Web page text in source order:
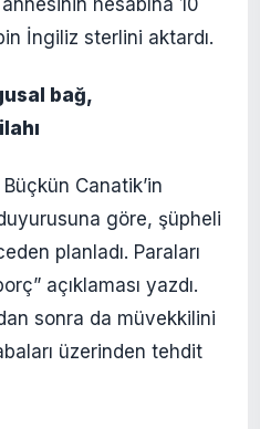
İngiliz sterlini aktardı.
bağ,
Canatik’in
göre, şüpheli
planladı. Paraları
açıklaması yazdı.
sonra da müvekkilini
üzerinden tehdit